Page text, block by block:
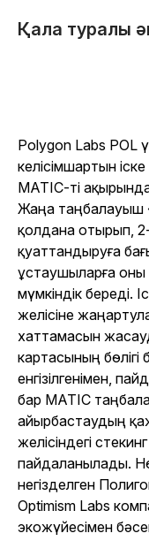
Қала туралы
Polygon Labs POL
келісімшартын
MATIC-ті
Жаңа таңбалауыш
қолдана отырып, 2-
қуаттандыруға
ұстаушыларға оны
мүмкіндік береді.
желісіне
хаттамасын
картасының
енгізілгенімен,
бар MATIC
айырбастаудың
желісіндегі
пайдаланылады.
негізделген
Optimism Labs
экожүйесімен